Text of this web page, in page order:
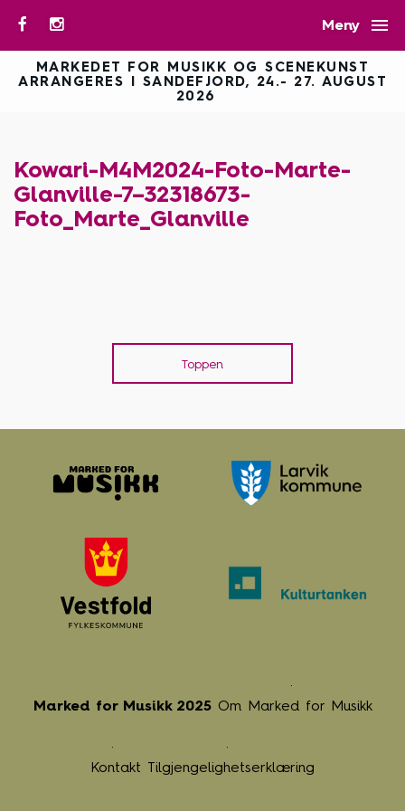
Meny 
MARKEDET FOR MUSIKK OG SCENEKUNST
ARRANGERES I SANDEFJORD, 24.- 27. AUGUST
2026
Kowari-M4M2024-Foto-Marte-
Glanville-7–32318673-
Foto_Marte_Glanville
Toppen
Marked for Musikk 2025 Om Marked for Musikk
Kontakt Tilgjengelighetserklæring